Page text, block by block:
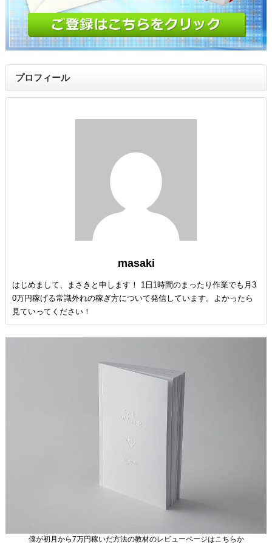
プロフィール
masaki
はじめまして、まさきと申します！ 1日1時間のまったり作業でも月3
0万円稼げる常識外れの稼ぎ方について発信しています。よかったら
見ていってください！
僕が初月から7万円稼いだ方法の教材のレビューページはこちらか